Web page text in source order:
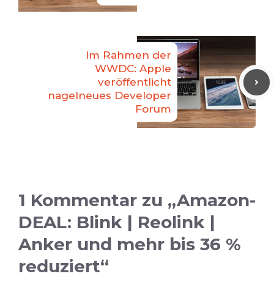
Im Rahmen der
WWDC: Apple
veröffentlicht
nagelneues Developer
Forum
1 Kommentar zu „Amazon-
DEAL: Blink | Reolink |
Anker und mehr bis 36 %
reduziert“